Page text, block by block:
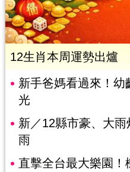
12生肖本周運勢出爐
新手爸媽看過來！幼
光
新／12縣市豪、大
雨
直擊全台最大樂園！